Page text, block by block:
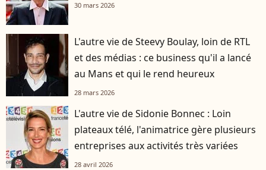
30 mars 2026
L'autre vie de Steevy Boulay, loin de RTL
et des médias : ce business qu'il a lancé
au Mans et qui le rend heureux
28 mars 2026
L'autre vie de Sidonie Bonnec : Loin
plateaux télé, l'animatrice gère plusieurs
entreprises aux activités très variées
28 avril 2026